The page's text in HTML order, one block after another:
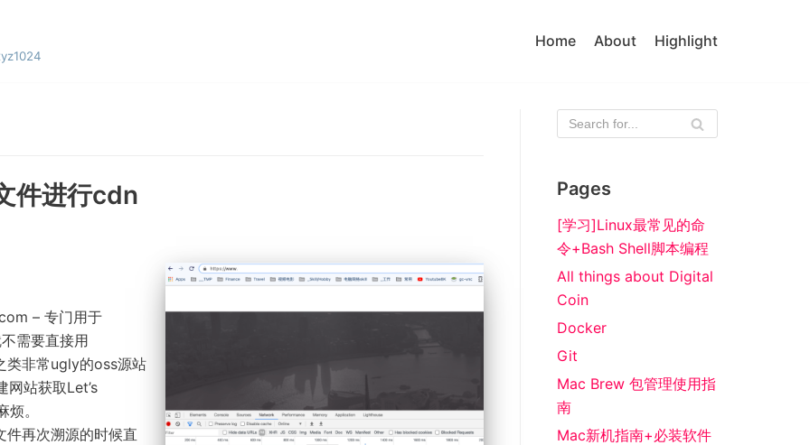
Home About Highlight
件进行cdn
– 专门用于
需要直接用
非常ugly的oss源站
网站获取Let’s
。
再次溯源的时候直
Pages
[学习]Linux最常见的命
令+Bash Shell脚本编程
All things about Digital
Coin
Docker
Git
Mac Brew 包管理使用指
南
Mac新机指南+必装软件